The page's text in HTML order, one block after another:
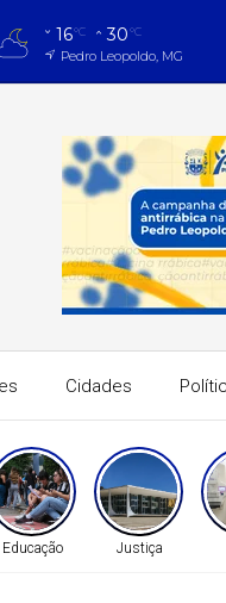
16°C 30°C
Pedro Leopoldo, MG
Cidades
Educação Justiça